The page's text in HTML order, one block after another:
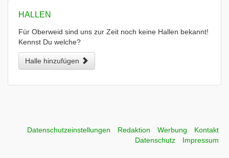
HALLEN
Für Oberweid sind uns zur Zeit noch keine Hallen bekannt!
Kennst Du welche?
Halle hinzufügen
Datenschutzeinstellungen Redaktion Werbung
Kontakt
Datenschutz
Impressum